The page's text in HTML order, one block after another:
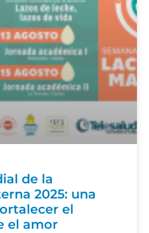
de la
2025: una
el
el amor